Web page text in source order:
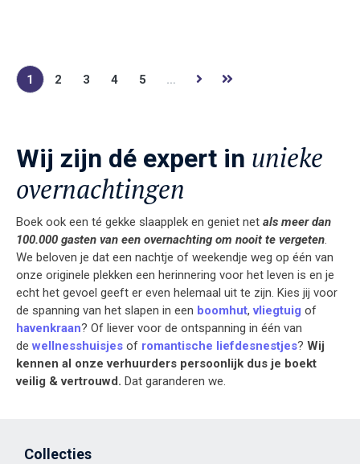
1 2 3 4 5 …
Wij zijn dé expert in unieke
overnachtingen
Boek ook een té gekke slaapplek en geniet net als meer dan
100.000 gasten van een overnachting om nooit te vergeten.
We beloven je dat een nachtje of weekendje weg op één van
onze originele plekken een herinnering voor het leven is en je
echt het gevoel geeft er even helemaal uit te zijn. Kies jij voor
de spanning van het slapen in een boomhut,vliegtuig of
havenkraan? Of liever voor de ontspanning in één van
de wellnesshuisjes of romantische liefdesnestjes? Wij
kennen al onze verhuurders persoonlijk dus je boekt
veilig & vertrouwd. Dat garanderen we.
Collecties